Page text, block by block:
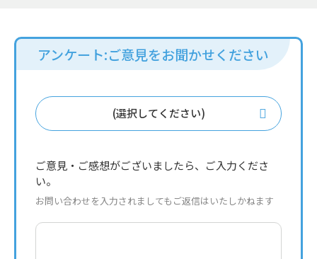
アンケート:ご意見をお聞かせください
(選択してください)
ご意見・ご感想がございましたら、ご入力くださ
い。
お問い合わせを入力されましてもご返信はいたしかねます